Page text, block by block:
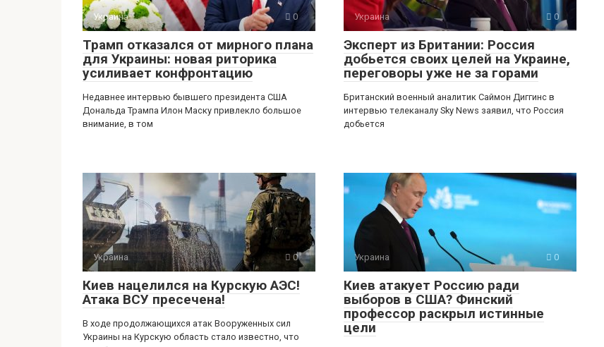
Украина 0
Трамп отказался от мирного плана
для Украины: новая риторика
усиливает конфронтацию
Недавнее интервью бывшего президента США
Дональда Трампа Илон Маску привлекло большое
внимание, в том
Украина 0
Эксперт из Британии: Россия
добьется своих целей на Украине,
переговоры уже не за горами
Британский военный аналитик Саймон Диггинс в
интервью телеканалу Sky News заявил, что Россия
добьется
Украина 0
Киев нацелился на Курскую АЭС!
Атака ВСУ пресечена!
В ходе продолжающихся атак Вооруженных сил
Украины на Курскую область стало известно, что
Украина 0
Киев атакует Россию ради
выборов в США? Финский
профессор раскрыл истинные
цели